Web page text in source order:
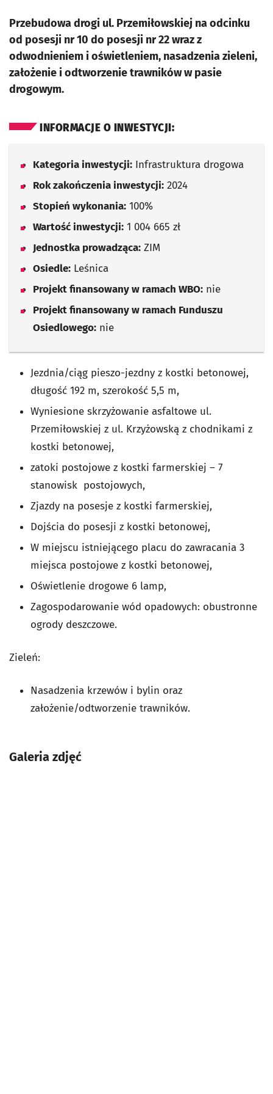
Przebudowa drogi ul. Przemiłowskiej na odcinku
od posesji nr 10 do posesji nr 22 wraz z
odwodnieniem i oświetleniem, nasadzenia zieleni,
założenie i odtworzenie trawników w pasie
drogowym.
INFORMACJE O INWESTYCJI:
Kategoria inwestycji: Infrastruktura drogowa
Rok zakończenia inwestycji: 2024
Stopień wykonania: 100%
Wartość inwestycji: 1 004 665 zł
Jednostka prowadząca: ZIM
Osiedle: Leśnica
Projekt finansowany w ramach WBO: nie
Projekt finansowany w ramach Funduszu
Osiedlowego: nie
Jezdnia/ciąg pieszo-jezdny z kostki betonowej,
długość 192 m, szerokość 5,5 m,
Wyniesione skrzyżowanie asfaltowe ul.
Przemiłowskiej z ul. Krzyżowską z chodnikami z
kostki betonowej,
zatoki postojowe z kostki farmerskiej – 7
stanowisk postojowych,
Zjazdy na posesje z kostki farmerskiej,
Dojścia do posesji z kostki betonowej,
W miejscu istniejącego placu do zawracania 3
miejsca postojowe z kostki betonowej,
Oświetlenie drogowe 6 lamp,
Zagospodarowanie wód opadowych: obustronne
ogrody deszczowe.
Zieleń:
Nasadzenia krzewów i bylin oraz
założenie/odtworzenie trawników.
Galeria zdjęć